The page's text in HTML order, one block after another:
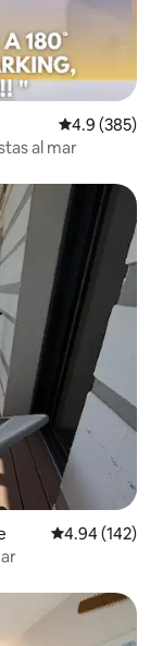
Calificación
4.9 (385)
al mar
Calificación
4.94 (142)